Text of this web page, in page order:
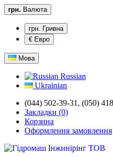
грн. Валюта
грн. Гривна
€ Евро
Мова
Russian
Ukrainian
(044) 502-39-31, (050)
Закладки (0)
Корзина
Оформлення замовлення